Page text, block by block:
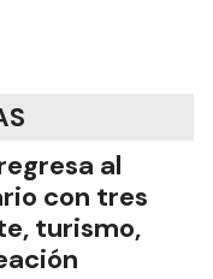
al
con tres
turismo,